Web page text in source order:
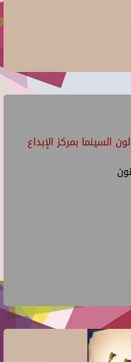
بمركز الإبداع